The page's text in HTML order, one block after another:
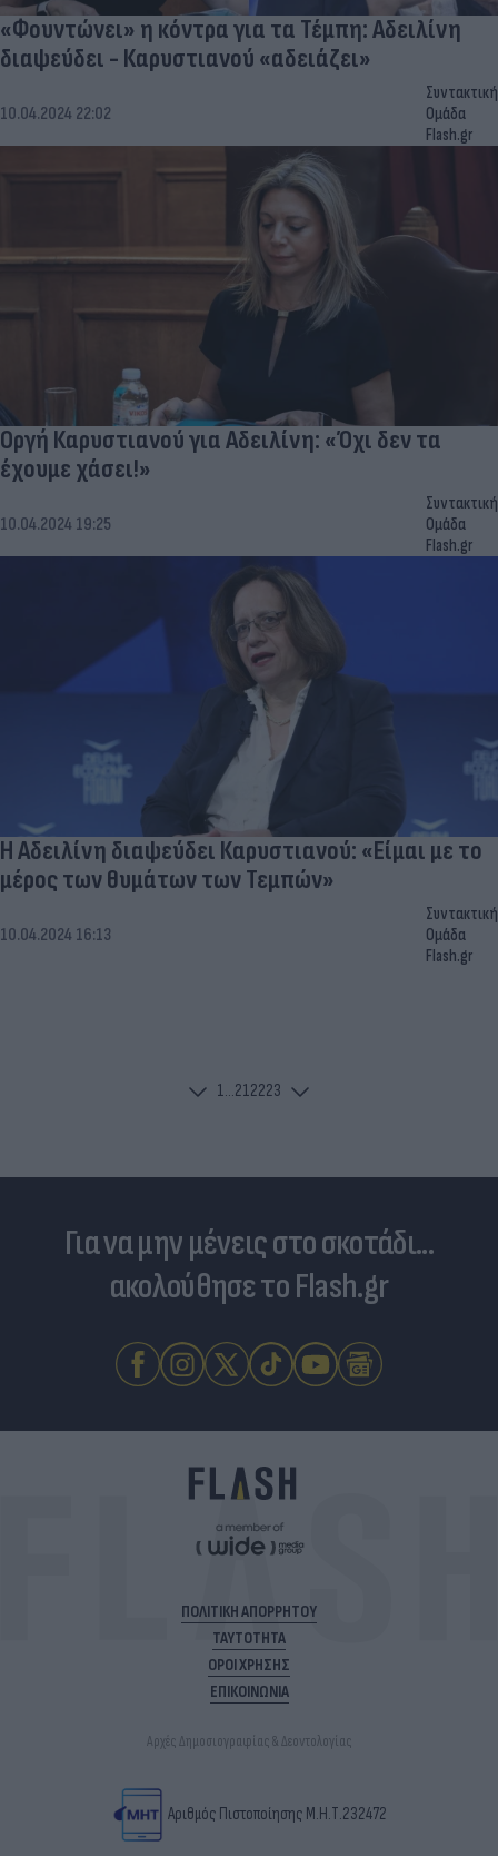
«Φουντώνει» η κόντρα για τα Τέμπη: Αδειλίνη
διαψεύδει - Καρυστιανού «αδειάζει»
10.04.2024 22:02
Συντακτική
Ομάδα
Flash.gr
Οργή Καρυστιανού για Αδειλίνη: «Όχι δεν τα
έχουμε χάσει!»
10.04.2024 19:25
Συντακτική
Ομάδα
Flash.gr
Η Αδειλίνη διαψεύδει Καρυστιανού: «Είμαι με το
μέρος των θυμάτων των Τεμπών»
10.04.2024 16:13
Συντακτική
Ομάδα
Flash.gr
1...212223
Για να μην μένεις στο σκοτάδι...
ακολούθησε το Flash.gr
ΠΟΛΙΤΙΚΗ ΑΠΟΡΡΗΤΟΥ
ΤΑΥΤΟΤΗΤΑ
ΟΡΟΙ ΧΡΗΣΗΣ
ΕΠΙΚΟΙΝΩΝΙΑ
Αρχές Δημοσιογραφίας & Δεοντολογίας
Αριθμός Πιστοποίησης Μ.Η.Τ.232472